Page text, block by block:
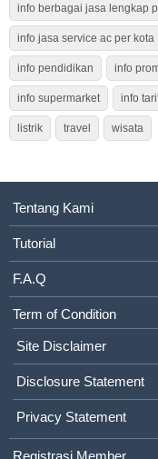
info berbagai jasa lengkap
info jasa service ac per kota
info pendidikan info
info supermarket info
listrik travel wisata
Tentang Kami
Tutorial
F.A.Q
Term of Condition
Site Disclaimer
Disclosure Statement
Privacy Statement
Registrasi Member